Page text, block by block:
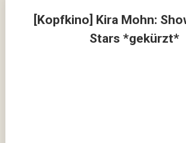
[Kopfkino] Kira Mohn:
Stars *gekürzt*